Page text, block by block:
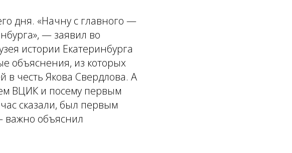
дня. «Начну с главного —
, — заявил во
истории Екатеринбурга
объяснения, из которых
в честь Якова Свердлова. А
ВЦИК и посему первым
сказали, был первым
объяснил